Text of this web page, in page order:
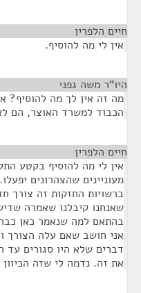
חיים הלפרין
אין לי מה להוסיף.
היו"ר משה גפני
מה זה אין לך מה להוסיף?
הכבוד למשרד האוצר, הם
חיים הלפרין
אין לי מה להוסיף בקטע
מעוניינים שהצהרונים
ברשויות החזקות זה צורך
שאנחנו קיבלנו שאמרה
בהתאם למה שנאמר כאן כבר
אני חושב שאם עלה הצורך
דברים שלא היו סגורים עד
את זה. נדמה לי שזה